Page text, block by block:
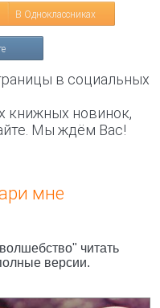
В Одноклассниках
в социальных
книжных новинок,
Мы ждём Вас!
мне
читать
версии.